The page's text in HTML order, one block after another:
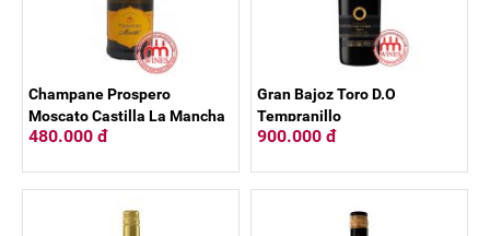
Champane Prospero
Moscato Castilla La Mancha
480.000 đ
Gran Bajoz Toro D.O
Tempranillo
900.000 đ